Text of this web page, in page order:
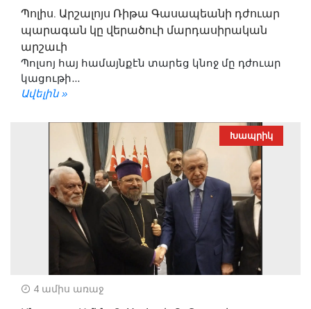
Պոլիս. Արշալոյս Ռիթա Գասապեանի դժուար
պարագան կը վերածուի մարդասիրական
արշաւի
Պոլսոյ հայ համայնքէն տարեց կնոջ մը դժուար
կացութի...
Ավելին »
Խապրիկ
4 ամիս առաջ